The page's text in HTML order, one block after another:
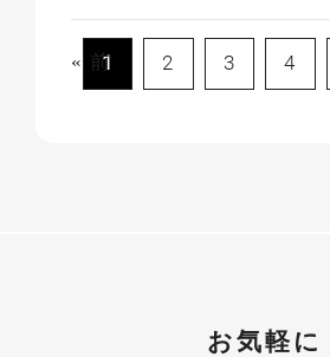
« 前
1 2 3 4
お気軽に